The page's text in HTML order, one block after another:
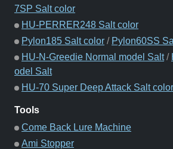
7SP Salt color
HU-PERRER248 Salt color
Pylon185 Salt color / Pylon60SS
HU-N-Greedie Normal model Salt/
odel Salt
HU-70 Super Deep Attack Salt color
Tools
Come Back Lure Machine
Ami Stopper